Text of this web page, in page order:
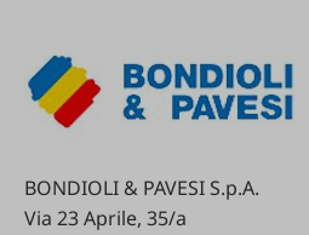
BONDIOLI & PAVESI S.p.A.
Via 23 Aprile, 35/a